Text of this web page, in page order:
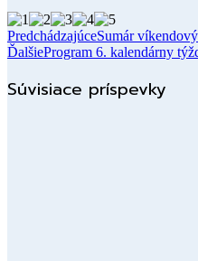
PredchádzajúceSumár
ĎalšieProgram 6. kalendárny
Súvisiace príspevky